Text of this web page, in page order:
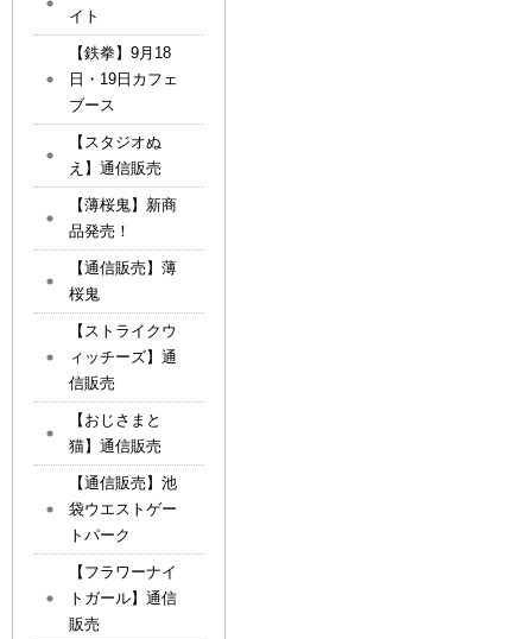
イト
【鉄拳】9月18
日・19日カフェ
ブース
【スタジオぬ
え】通信販売
【薄桜鬼】新商
品発売！
【通信販売】薄
桜鬼
【ストライクウ
ィッチーズ】通
信販売
【おじさまと
猫】通信販売
【通信販売】池
袋ウエストゲー
トパーク
【フラワーナイ
トガール】通信
販売